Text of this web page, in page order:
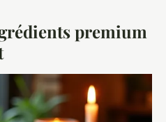
premium